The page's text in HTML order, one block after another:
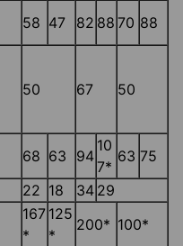
58 47 82 88 70 88
50 67 50
68 63 94
10
7*
63 75
22 18 34 29
167
*
125
*
200* 100*